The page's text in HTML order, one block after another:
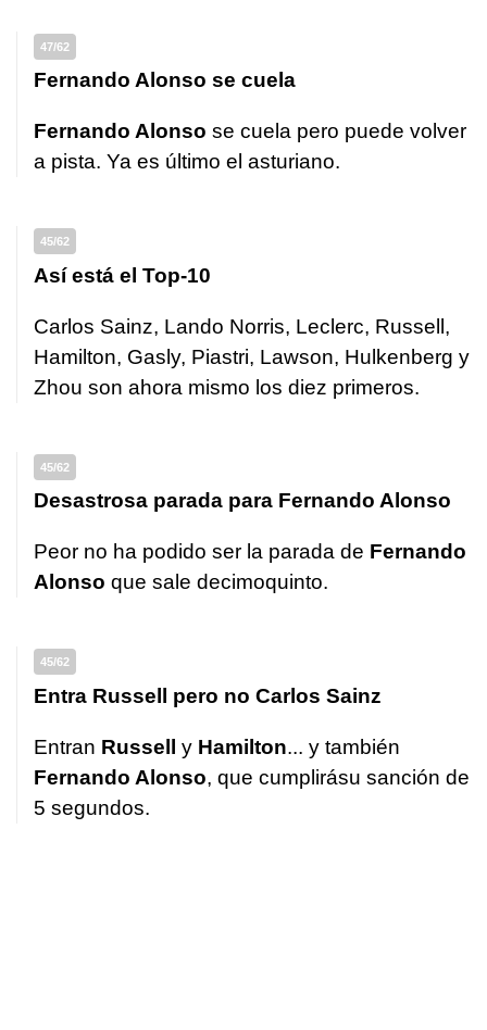
47/62
Fernando Alonso se cuela
Fernando Alonso se cuela pero puede volver
a pista. Ya es último el asturiano.
45/62
Así está el Top-10
Carlos Sainz, Lando Norris, Leclerc, Russell,
Hamilton, Gasly, Piastri, Lawson, Hulkenberg y
Zhou son ahora mismo los diez primeros.
45/62
Desastrosa parada para Fernando Alonso
Peor no ha podido ser la parada de Fernando
Alonso que sale decimoquinto.
45/62
Entra Russell pero no Carlos Sainz
Entran Russell y Hamilton... y también
Fernando Alonso, que cumplirásu sanción de
5 segundos.